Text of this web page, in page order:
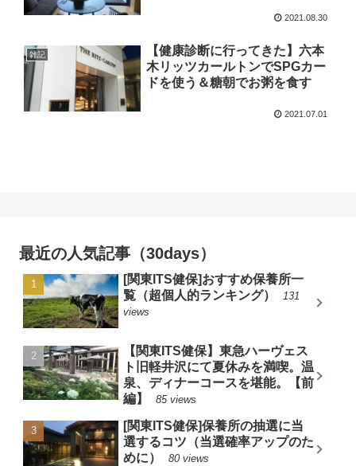
2021.08.30
雑記
【健康診断に行ってきた】六本
木リッツカールトンでSPGカー
ドを使う＆糖朝でお粥を食す
2021.07.01
最近の人気記事（30days）
[関東ITS健保]おすすめ保養所一
覧（超個人的ランキング）
131
views
【関東ITS健保】東急ハーヴェス
ト旧軽井沢にて夏休みを満喫。温
泉、ディナーコースを堪能。【前
編】
85 views
[関東ITS健保]保養所の抽選に当
選するコツ（当選確率アップのた
めに）
80 views